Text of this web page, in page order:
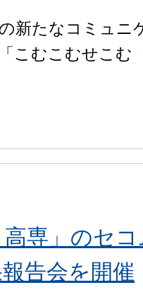
新たなコミュニ
こむこむせこむ
高専」のセ
告会を開催